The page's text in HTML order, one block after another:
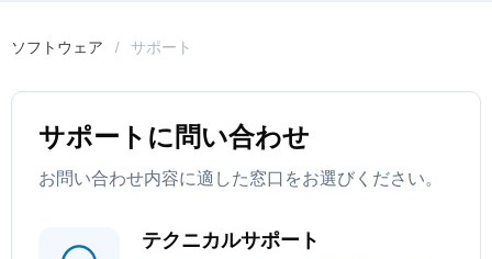
ソフトウェア サポート
サポートに問い合わせ
お問い合わせ内容に適した窓口をお選びください。
テクニカルサポート